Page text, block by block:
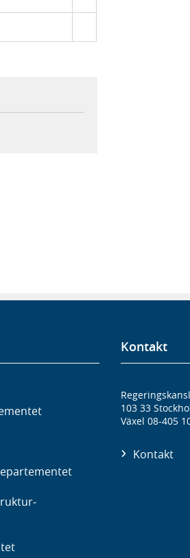
Kontakt
103 33
Växel 08-405
Kontakt